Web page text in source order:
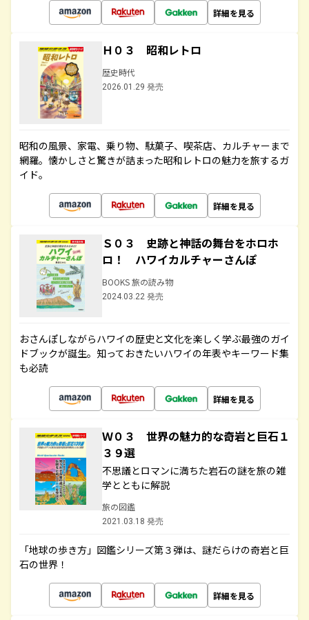
詳細を見る
Ｈ０３ 昭和レトロ
歴史時代
2026.01.29 発売
昭和の風景、家電、乗り物、駄菓子、喫茶店、カルチャーまで
網羅。懐かしさと驚きが詰まった昭和レトロの魅力を旅するガ
イド。
詳細を見る
Ｓ０３ 史跡と神話の舞台をホロホ
ロ！ ハワイカルチャーさんぽ
BOOKS 旅の読み物
2024.03.22 発売
おさんぽしながらハワイの歴史と文化を楽しく学ぶ最強のガイ
ドブックが誕生。知っておきたいハワイの年表やキーワード集
も必読
詳細を見る
Ｗ０３ 世界の魅力的な奇岩と巨石１
３９選
不思議とロマンに満ちた岩石の謎を旅の雑
学とともに解説
旅の図鑑
2021.03.18 発売
「地球の歩き方」図鑑シリーズ第３弾は、謎だらけの奇岩と巨
石の世界！
詳細を見る